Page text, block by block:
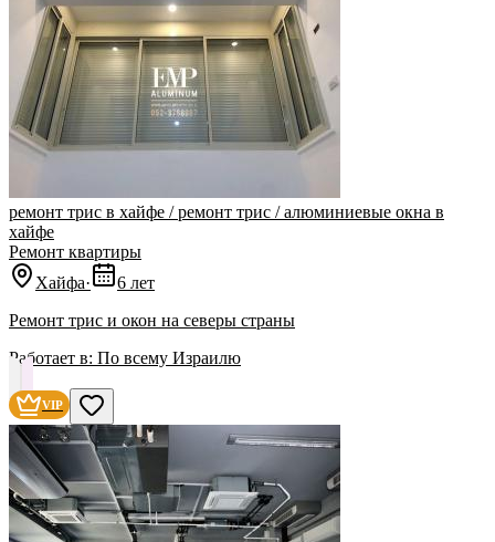
ремонт трис в хайфе / ремонт трис / алюминиевые окна в
хайфе
Ремонт квартиры
Хайфа·
6 лет
‏Ремонт трис и окон на северы страны
Работает в: По всему Израилю
VIP